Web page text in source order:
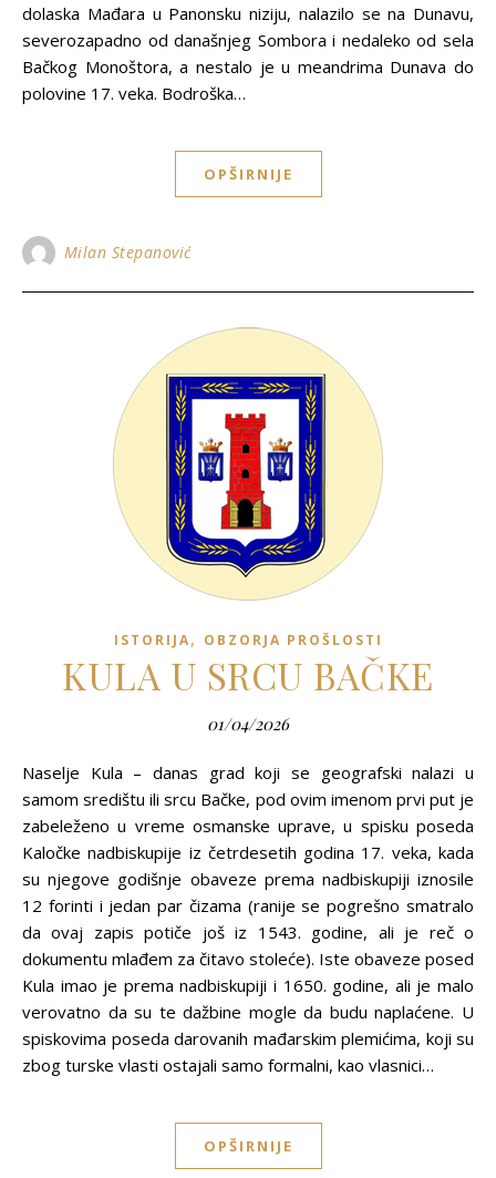
dolaska Mađara u Panonsku niziju, nalazilo se na Dunavu,
severozapadno od današnjeg Sombora i nedaleko od sela
Bačkog Monoštora, a nestalo je u meandrima Dunava do
polovine 17. veka. Bodroška…
OPŠIRNIJE
Milan Stepanović
ISTORIJA, OBZORJA PROŠLOSTI
KULA U SRCU BAČKE
01/04/2026
Naselje Kula – danas grad koji se geografski nalazi u
samom središtu ili srcu Bačke, pod ovim imenom prvi put je
zabeleženo u vreme osmanske uprave, u spisku poseda
Kaločke nadbiskupije iz četrdesetih godina 17. veka, kada
su njegove godišnje obaveze prema nadbiskupiji iznosile
12 forinti i jedan par čizama (ranije se pogrešno smatralo
da ovaj zapis potiče još iz 1543. godine, ali je reč o
dokumentu mlađem za čitavo stoleće). Iste obaveze posed
Kula imao je prema nadbiskupiji i 1650. godine, ali je malo
verovatno da su te dažbine mogle da budu naplaćene. U
spiskovima poseda darovanih mađarskim plemićima, koji su
zbog turske vlasti ostajali samo formalni, kao vlasnici…
OPŠIRNIJE